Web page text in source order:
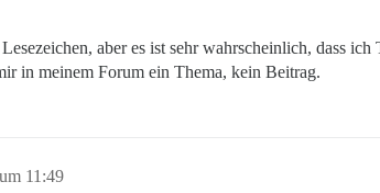
aber es ist sehr wahrscheinlich, dass
in meinem Forum ein Thema, kein Beitrag.
11:49